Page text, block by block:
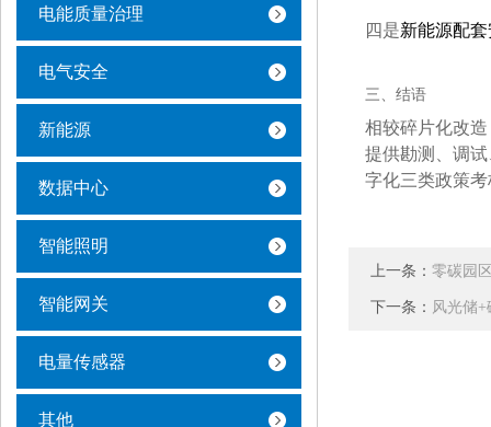
电能质量治理
电气安全
新能源
数据中心
智能照明
智能网关
电量传感器
其他
四是新能源配
三、结语
相较碎片化改
提供勘测、调
字化三类政策
上一条： 零碳园
下一条： 风光储